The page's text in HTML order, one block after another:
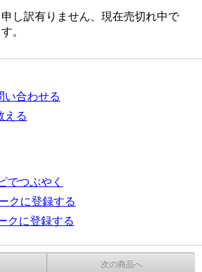
申し訳有りません、現在売切れ中で
す。
い合わせる
える
でつぶやく
クに登録する
クに登録する
次の商品へ